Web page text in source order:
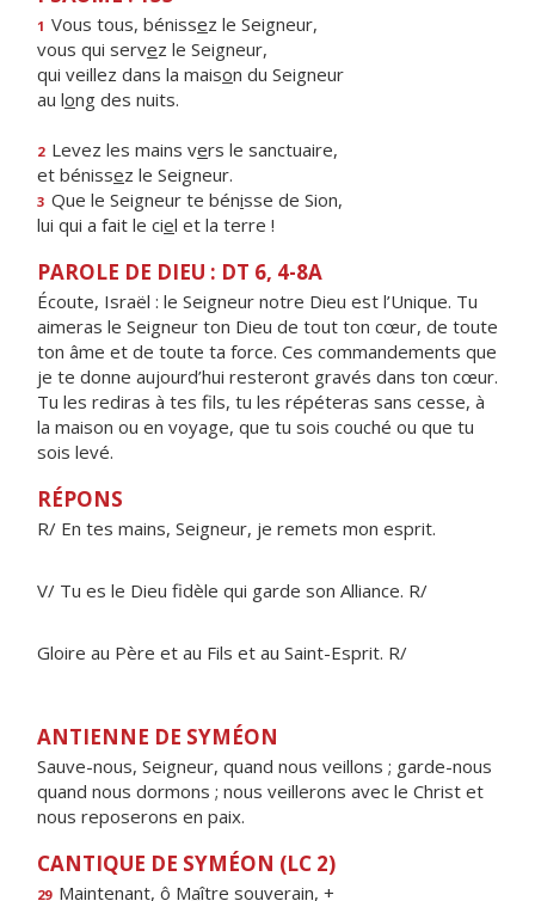
1 Vous tous, bénissez le Seigneur,
vous qui servez le Seigneur,
qui veillez dans la maison du Seigneur
au long des nuits.
2 Levez les mains vers le sanctuaire,
et bénissez le Seigneur.
3 Que le Seigneur te bénisse de Sion,
lui qui a fait le ciel et la terre !
PAROLE DE DIEU : DT 6, 4-8A
Écoute, Israël : le Seigneur notre Dieu est l’Unique. Tu
aimeras le Seigneur ton Dieu de tout ton cœur, de toute
ton âme et de toute ta force. Ces commandements que
je te donne aujourd’hui resteront gravés dans ton cœur.
Tu les rediras à tes fils, tu les répéteras sans cesse, à
la maison ou en voyage, que tu sois couché ou que tu
sois levé.
RÉPONS
R/ En tes mains, Seigneur, je remets mon esprit.
V/ Tu es le Dieu fidèle qui garde son Alliance. R/
Gloire au Père et au Fils et au Saint-Esprit. R/
ANTIENNE DE SYMÉON
Sauve-nous, Seigneur, quand nous veillons ; garde-nous
quand nous dormons ; nous veillerons avec le Christ et
nous reposerons en paix.
CANTIQUE DE SYMÉON (LC 2)
29 Maintenant, ô Maître souverain, +